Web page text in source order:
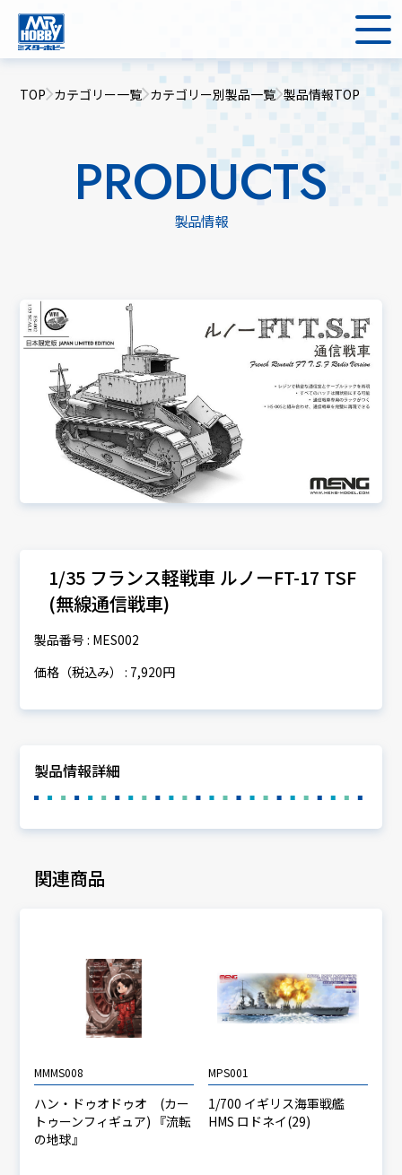
TOP カテゴリー一覧 カテゴリー別製品一覧 製品情報TOP
PRODUCTS
製品情報
1/35 フランス軽戦車 ルノーFT-17 TSF
(無線通信戦車)
製品番号 : MES002
価格（税込み） : 7,920円
製品情報詳細
関連商品
MMMS008
ハン・ドゥオドゥオ (カー
トゥーンフィギュア) 『流転
の地球』
MPS001
1/700 イギリス海軍戦艦
HMS ロドネイ(29)